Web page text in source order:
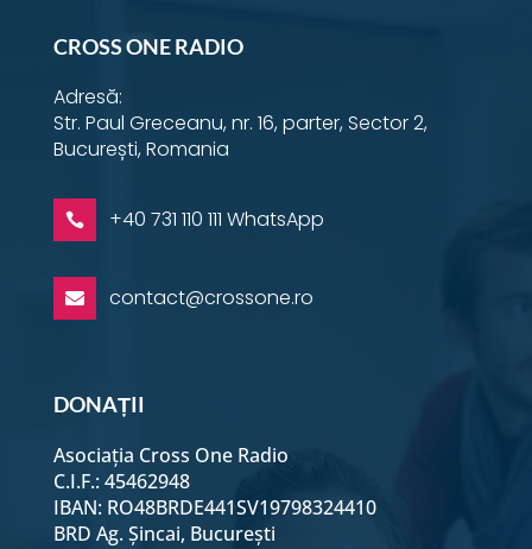
CROSS ONE RADIO
Adresă:
Str. Paul Greceanu, nr. 16, parter, Sector 2,
București, Romania
 +40 731 110 111 WhatsApp
 contact@crossone.ro
DONAȚII
Asociația Cross One Radio
C.I.F.: 45462948
IBAN: RO48BRDE441SV19798324410
BRD Ag. Șincai, București